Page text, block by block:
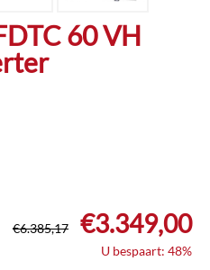
60 VH
€6.385,17 €3.349,00
U bespaart: 48%